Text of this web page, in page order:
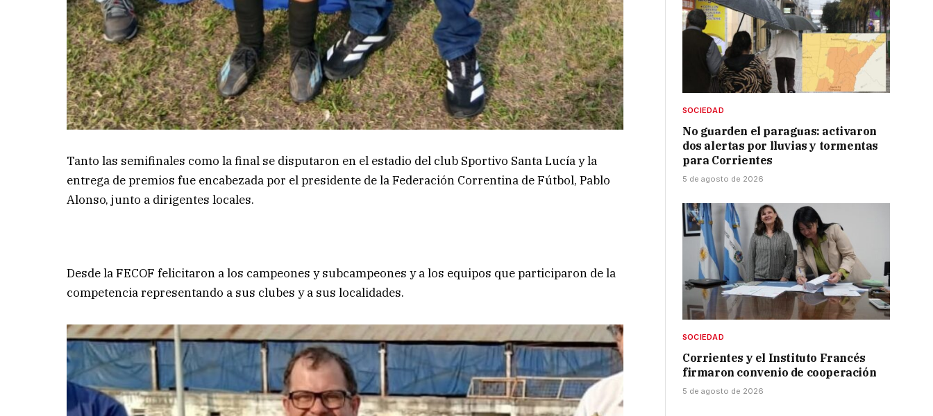
Tanto las semifinales como la final se disputaron en el estadio del club Sportivo Santa Lucía y la
entrega de premios fue encabezada por el presidente de la Federación Correntina de Fútbol, Pablo
Alonso, junto a dirigentes locales.
Desde la FECOF felicitaron a los campeones y subcampeones y a los equipos que participaron de la
competencia representando a sus clubes y a sus localidades.
SOCIEDAD
No guarden el paraguas: activaron
dos alertas por lluvias y tormentas
para Corrientes
5 de agosto de 2026
SOCIEDAD
Corrientes y el Instituto Francés
firmaron convenio de cooperación
5 de agosto de 2026